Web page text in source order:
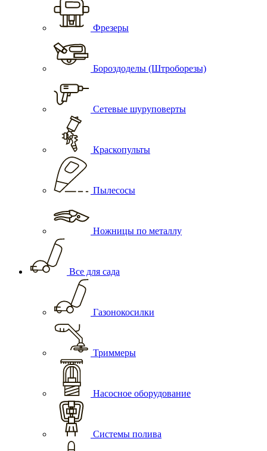
Фрезеры
Бороздоделы (Штроборезы)
Сетевые шуруповерты
Краскопульты
Пылесосы
Ножницы по металлу
Все для сада
Газонокосилки
Триммеры
Насосное оборудование
Системы полива